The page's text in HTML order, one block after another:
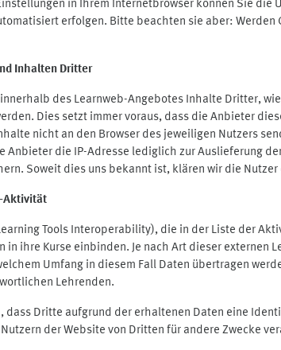
in Ihrem Internetbrowser können Sie
erfolgen. Bitte beachten sie aber:
Inhalten Dritter
des Learnweb-Angebotes Inhalte Dritter,
Dies setzt immer voraus, dass die Anbieter
nicht an den Browser des jeweiligen Nutzers
Anbieter die IP-Adresse lediglich zur Auslieferung
Soweit dies uns bekannt ist, klären wir die Nutzer
-Aktivität
Tools Interoperability), die in der Liste der
ihre Kurse einbinden. Je nach Art dieser externen
Umfang in diesem Fall Daten übertragen
Lehrenden.
dass Dritte aufgrund der erhaltenen Daten eine
der Website von Dritten für andere Zwecke